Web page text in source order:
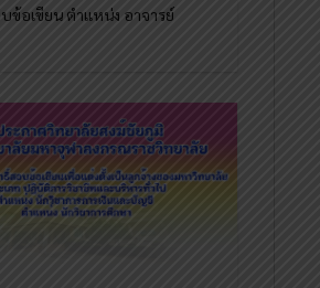
ข้อเขียน ตำแหน่ง อาจารย์